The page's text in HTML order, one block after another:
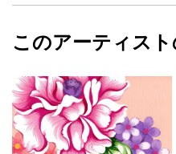
カラー
青
ジャンル
花・植物
配送目安
二週間以内
The same cherry blossoms
ーーーーー
※厚さがあるキャンバスなので
※作品は絵具で色彩を生かす為
おりません。
フォローする
eico wada
このアーティス